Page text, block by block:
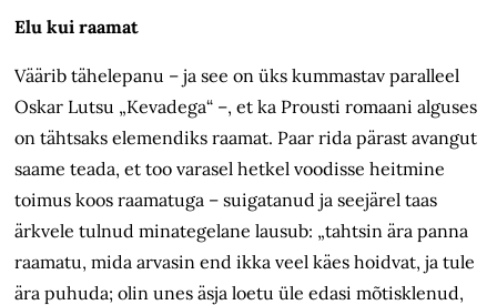
Elu kui raamat
Väärib tähelepanu – ja see on üks kummastav paralleel
Oskar Lutsu „Kevadega“ –, et ka Prousti romaani alguses
on tähtsaks elemendiks raamat. Paar rida pärast avangut
saame teada, et too varasel hetkel voodisse heitmine
toimus koos raamatuga – suigatanud ja seejärel taas
ärkvele tulnud minategelane lausub: „tahtsin ära panna
raamatu, mida arvasin end ikka veel käes hoidvat, ja tule
ära puhuda; olin unes äsja loetu üle edasi mõtisklenud,